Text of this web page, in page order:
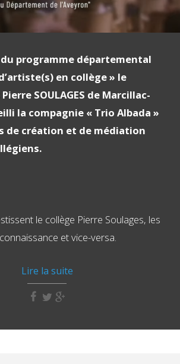
du programme départemental
en collège » le
SOULAGES de Marcillac-
la compagnie « Trio Albada »
de création et de médiation
le collège Pierre Soulages, les
et vice-versa.
Lire la suite